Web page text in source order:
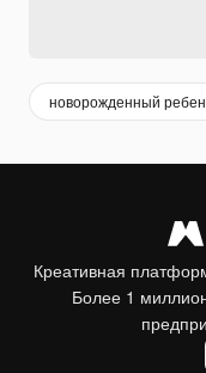
новорожденный
Креативная
Более 1